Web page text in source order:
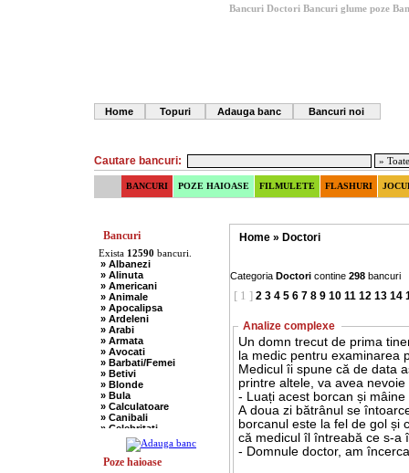
Bancuri Doctori Bancuri glume poze
Home Topuri Adauga banc Bancuri noi
Cautare bancuri:
BANCURI POZE HAIOASE FILMULETE FLASHURI
Bancuri
Exista 12590 bancuri.
» Albanezi
» Alinuta
» Americani
» Animale
» Apocalipsa
» Ardeleni
» Arabi
» Armata
» Avocati
» Barbati/Femei
» Betivi
» Blonde
» Bula
» Calculatoare
» Canibali
» Celebritati
» Chelneri
» Chuck Norris
» Ciobani
Poze haioase
Home» Doctori
Categoria Doctoricontine 298bancuri
[ 1 ] 2 3 4 5 6 7 8 9 10 11 12 13 14
Analize complexe
Un domn trecut de prima
la medic pentru examinarea
Medicul îi spune că de data
printre altele, va avea
- Luați acest borcan și
A doua zi bătrânul se
borcanul este la fel de gol și
că medicul îl întreabă ce s-a
- Domnule doctor, am